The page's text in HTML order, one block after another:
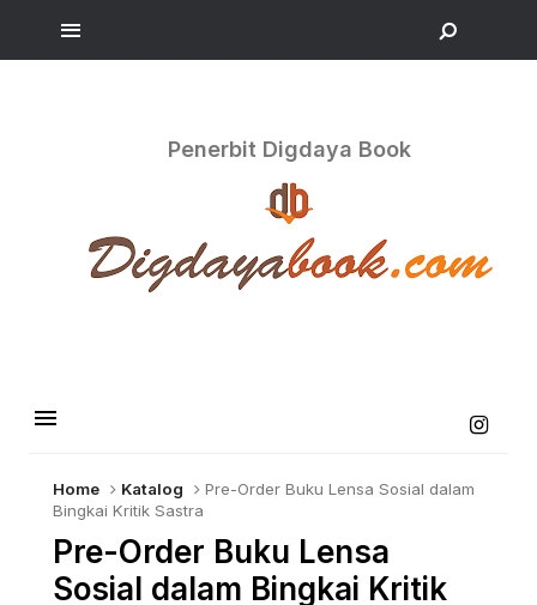
Penerbit Digdaya Book
Home Katalog
Pre-Order Buku Lensa Sosial dalam
Bingkai Kritik Sastra
Pre-Order Buku Lensa
Sosial dalam Bingkai Kritik